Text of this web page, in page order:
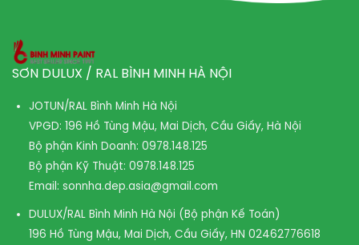
SƠN DULUX / RAL BÌNH MINH HÀ NỘI
JOTUN/RAL Bình Minh Hà Nội
VPGD: 196 Hồ Tùng Mậu, Mai Dịch, Cầu Giấy, Hà Nội
Bộ phận Kinh Doanh: 0978.148.125
Bộ phận Kỹ Thuật: 0978.148.125
Email: sonnha.dep.asia@gmail.com
DULUX/RAL Bình Minh Hà Nội (Bộ phận Kế Toán)
196 Hồ Tùng Mậu, Mai Dịch, Cầu Giấy, HN 02462776618